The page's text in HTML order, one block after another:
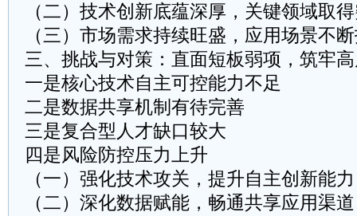
（二）技术创新底蕴深厚，关键领域取
（三）市场需求持续旺盛，应用场景不
三、挑战与对策：直面短板弱项，筑牢
一是核心技术自主可控能力不足​​
二是数据共享机制有待完善​​
三是复合型人才缺口较大​​
四是风险防控压力上升​​
（一）强化技术攻关，提升自主创新能力​​
（二）深化数据赋能，畅通共享应用渠道​​